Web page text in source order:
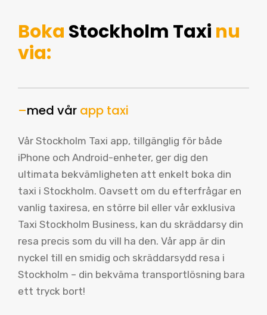
Boka Stockholm Taxi nu
via:
–med vår app taxi
Vår Stockholm Taxi app, tillgänglig för både
iPhone och Android-enheter, ger dig den
ultimata bekvämligheten att enkelt boka din
taxi i Stockholm. Oavsett om du efterfrågar en
vanlig taxiresa, en större bil eller vår exklusiva
Taxi Stockholm Business, kan du skräddarsy din
resa precis som du vill ha den. Vår app är din
nyckel till en smidig och skräddarsydd resa i
Stockholm – din bekväma transportlösning bara
ett tryck bort!